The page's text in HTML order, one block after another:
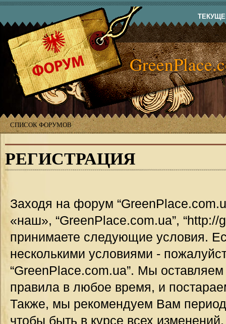
СПИСОК ФОРУМОВ
РЕГИСТРАЦИЯ
Заходя на форум
«наш», “GreenPlace.com.ua”,
принимаете следующие условия.
несколькими условиями -
“GreenPlace.com.ua”. Мы
правила в любое время, и
Также, мы рекомендуем Вам
чтобы быть в курсе всех